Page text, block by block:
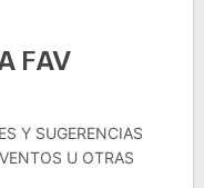
FAV
Y SUGERENCIAS
U OTRAS